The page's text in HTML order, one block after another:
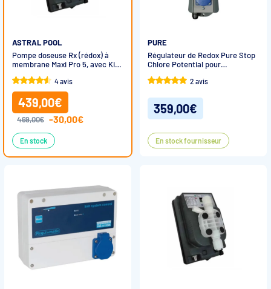
ASTRAL POOL
Pompe doseuse Rx (rédox) à
membrane Maxi Pro 5, avec Kit
4 avis
439,00€
469,00€ -30,00€
En stock
PURE
Régulateur de Redox Pure Stop
Chlore Potential pour
2 avis
359,00€
En stock fournisseur